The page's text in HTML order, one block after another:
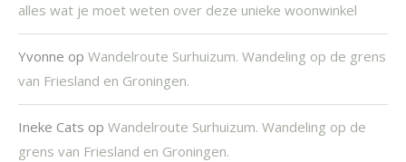
alles wat je moet weten over deze unieke woonwinkel
Yvonne op Wandelroute Surhuizum. Wandeling op de grens
van Friesland en Groningen.
Ineke Cats op Wandelroute Surhuizum. Wandeling op de
grens van Friesland en Groningen.